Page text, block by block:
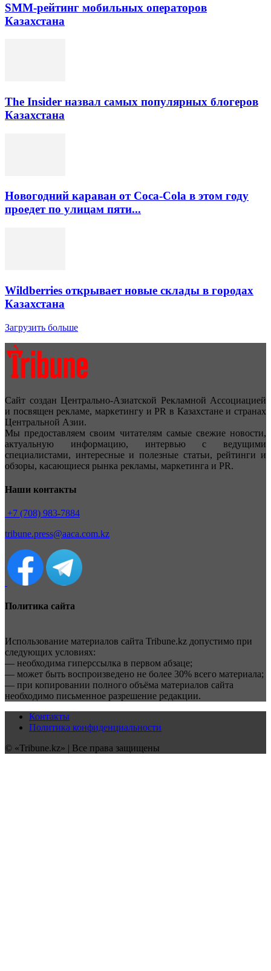
SMM-рейтинг мобильных операторов
Казахстана
The Insider назвал самых популярных блогеров
Казахстана
Новогодний караван от Coca-Cola в этом году
проедет по улицам пяти...
Wildberries открывает новые склады в городах
Казахстана
Загрузить больше
Сайт создан Центрально-Азиатской Рекламной Ассоциацией
и посвящен рекламе, маркетингу и PR в Казахстане и странах
Центральной Азии.
Мы предоставляем своим читателям самые свежие новости,
актуальную информацию, интервью с ведущими
специалистами, интересные и полезные статьи, рейтинги и
обзоры, касающиеся рынка рекламы, маркетинга и PR.
Наши контакты
+7 (708) 983-7884
tribune.press@aaca.com.kz
Политика сайта
Использование материалов сайта Tribune.kz допустимо при
следующих условиях:
— необходима гиперссылка в первом абзаце;
— может быть воспроизведено не более 30% всего материала;
— при копировании полного объёма материалов сайта
необходимо письменное разрешение редакции.
Контакты
Политика конфиденциальности
© «Tribune.kz» | Все права защищены